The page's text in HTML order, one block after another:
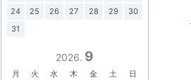
24
25 26 27 28 29
30
31
2026. 9
月 火 水 木 金 土
日